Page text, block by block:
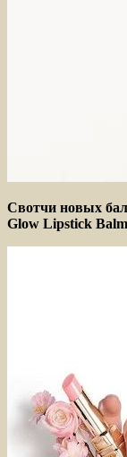
Свотчи новых
Glow Lipstick